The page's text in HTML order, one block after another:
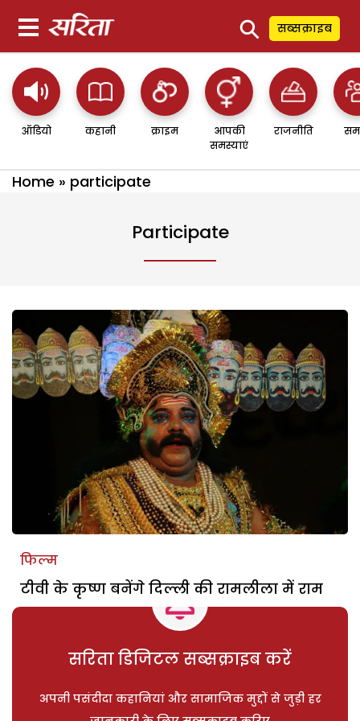
⚲ सब्सक्राइब
ऑडियो कहानी क्राइम
आपकी
समस्याएं
राजनीति
Home » participate
Participate
फिल्म
टीवी के कृष्ण बनेंगे दिल्ली की रामलीला में राम
सरिता डिजिटल सब्सक्राइब करें
अपनी पसंदीदा कहानियां और सामाजिक मुद्दों से जुड़ी हर